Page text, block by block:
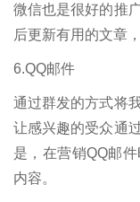
微信也是很好的推
后更新有用的文章
6.QQ邮件
通过群发的方式将
让感兴趣的受众通
是，在营销QQ邮
内容。